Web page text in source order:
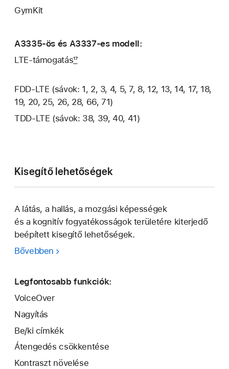
GymKit
A3335‑ös és A3337‑es modell:
LTE-támogatás17
FDD-LTE (sávok: 1, 2, 3, 4, 5, 7, 8, 12, 13, 14, 17, 18,
19, 20, 25, 26, 28, 66, 71)
TDD‑LTE (sávok: 38, 39, 40, 41)
Kisegítő lehetőségek
A látás, a hallás, a mozgási képességek
és a kognitív fogyatékos­ságok területére kiterjedő
beépített kisegítő lehetőségek.
Bővebben
Legfontosabb funkciók:
VoiceOver
Nagyítás
Be/ki címkék
Átengedés csökkentése
Kontraszt növelése